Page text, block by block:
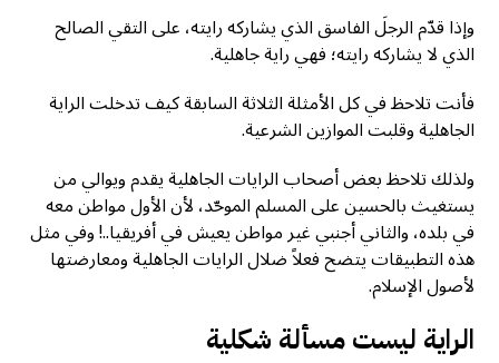
وإذا قدّم الرجلَ الفاسق الذي يشاركه رايته، على التقي الصالح
الذي لا يشاركه رايته؛ فهي راية جاهلية.
فأنت تلاحظ في كل الأمثلة الثلاثة السابقة كيف تدخلت الراية
الجاهلية وقلبت الموازين الشرعية.
ولذلك تلاحظ بعض أصحاب الرايات الجاهلية يقدم ويوالي من
يستغيث بالحسين على المسلم الموحّد، لأن الأول مواطن معه
في بلده، والثاني أجنبي غير مواطن يعيش في أفريقيا..! وفي مثل
هذه التطبيقات يتضح فعلاً ضلال الرايات الجاهلية ومعارضتها
لأصول الإسلام.
الراية ليست مسألة شكلية